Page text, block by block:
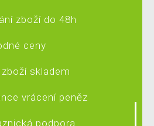
zboží do 48h
ceny
zboží skladem
vrácení peněz
podpora